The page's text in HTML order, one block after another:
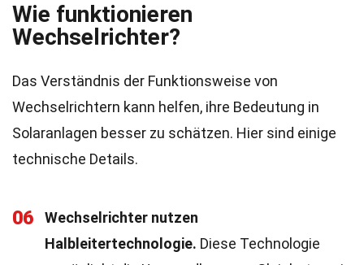
Wie funktionieren
Wechselrichter?
Das Verständnis der Funktionsweise von
Wechselrichtern kann helfen, ihre Bedeutung in
Solaranlagen besser zu schätzen. Hier sind einige
technische Details.
06
Wechselrichter nutzen
Halbleitertechnologie. Diese Technologie